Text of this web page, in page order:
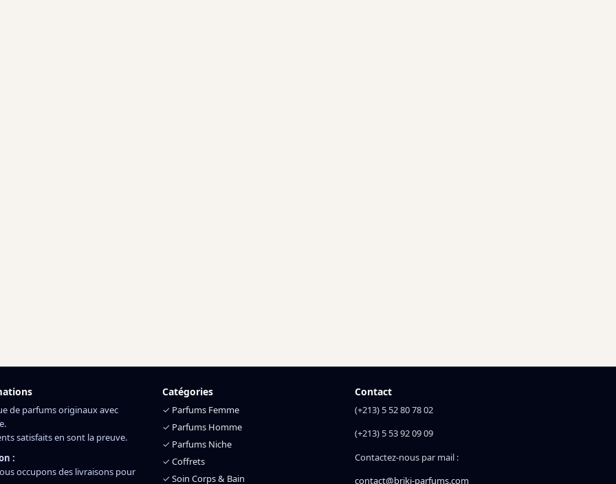
de parfums originaux avec
satisfaits en sont la preuve.
:
occupons des livraisons pour
Catégories
✓ Parfums Femme
✓ Parfums Homme
✓ Parfums Niche
✓ Coffrets
✓ Soin Corps & Bain
Contact
(+213) 5 52 80 78 02
(+213) 5 53 92 09 09
Contactez-nous par mail :
contact@briki-parfums.com